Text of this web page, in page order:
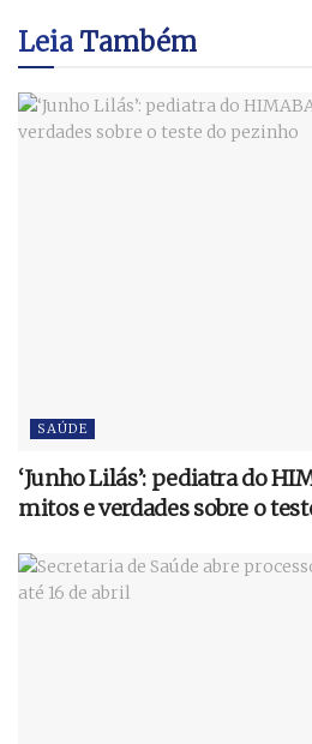
LeiaTambém
SAÚDE
‘Junho Lilás’: pediatra do
mitos e verdades sobre o